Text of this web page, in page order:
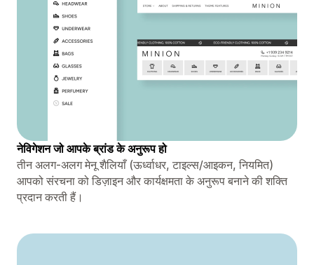
नेविगेशन जो आपके ब्रांड के अनुरूप हो
तीन अलग-अलग मेनू शैलियाँ (ऊर्ध्वाधर, टाइल्स/आइकन, नियमित)
आपको संरचना को डिज़ाइन और कार्यक्षमता के अनुरूप बनाने की शक्ति
प्रदान करती हैं।